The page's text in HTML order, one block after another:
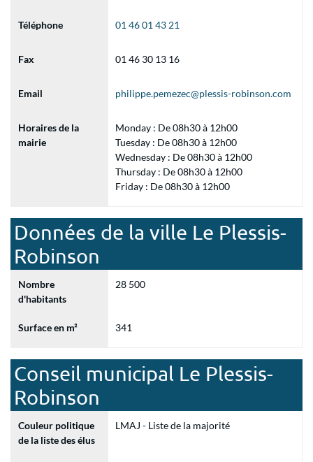
Téléphone 01 46 01 43 21
Fax 01 46 30 13 16
Email philippe.pemezec@plessis-robinson.com
Horaires de la
mairie
Monday : De 08h30 à 12h00
Tuesday : De 08h30 à 12h00
Wednesday : De 08h30 à 12h00
Thursday : De 08h30 à 12h00
Friday : De 08h30 à 12h00
Données de la ville Le Plessis-
Robinson
Nombre
d'habitants
28 500
Surface en m² 341
Conseil municipal Le Plessis-
Robinson
Couleur politique
de la liste des élus
LMAJ - Liste de la majorité